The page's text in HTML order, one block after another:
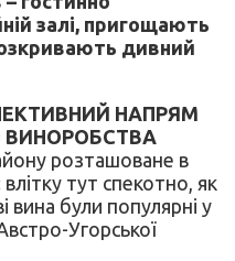
залі, пригощають
дивний
НАПРЯМ
розташоване в
влітку тут спекотно, як
вина були популярні у
Угорської